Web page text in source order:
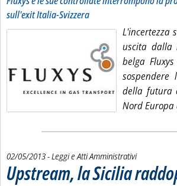
sull'exit Italia-Svizzera
L'incertezza
uscita dalla
belga
della futura
Nord Europa
02/05/2013- Leggi e Atti Amministrativi
Upstream, la Sicilia